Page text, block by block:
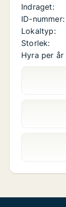
Indraget:
ID-nummer:
Lokaltyp:
Storlek:
Hyra per